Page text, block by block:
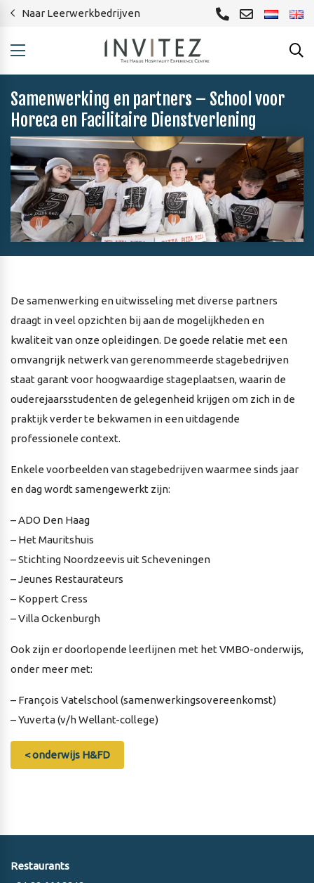
Naar Leerwerkbedrijven
Samenwerking en partners – School voor
Horeca en Facilitaire Dienstverlening
De samenwerking en uitwisseling met diverse partners
draagt in veel opzichten bij aan de mogelijkheden en
kwaliteit van onze opleidingen. De goede relatie met een
omvangrijk netwerk van gerenommeerde stagebedrijven
staat garant voor hoogwaardige stageplaatsen, waarin de
ouderejaarsstudenten de gelegenheid krijgen om zich in de
praktijk verder te bekwamen in een uitdagende
professionele context.
Enkele voorbeelden van stagebedrijven waarmee sinds jaar
en dag wordt samengewerkt zijn:
– ADO Den Haag
– Het Mauritshuis
– Stichting Noordzeevis uit Scheveningen
– Jeunes Restaurateurs
– Koppert Cress
– Villa Ockenburgh
Ook zijn er doorlopende leerlijnen met het VMBO-onderwijs,
onder meer met:
– François Vatelschool (samenwerkingsovereenkomst)
– Yuverta (v/h Wellant-college)
< onderwijs H&FD
Restaurants